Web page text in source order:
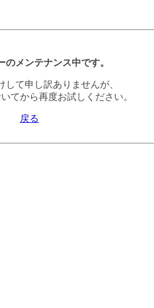
のメンテナンス中です。
して申し訳ありませんが、
てから再度お試しください。
戻る